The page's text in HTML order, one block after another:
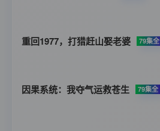
重回1977，打猎赶山娶老婆 79集全
因果系统：我夺气运救苍生 79集全